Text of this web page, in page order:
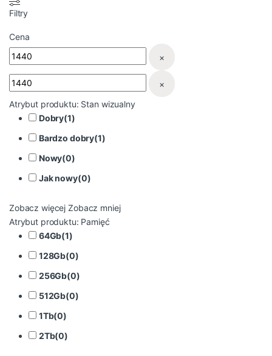
Filtry
Cena
×
×
Atrybut produktu: Stan wizualny
Dobry(1)
Bardzo dobry(1)
Nowy(0)
Jak nowy(0)
Zobacz więcej Zobacz mniej
Atrybut produktu: Pamięć
64Gb(1)
128Gb(0)
256Gb(0)
512Gb(0)
1Tb(0)
2Tb(0)